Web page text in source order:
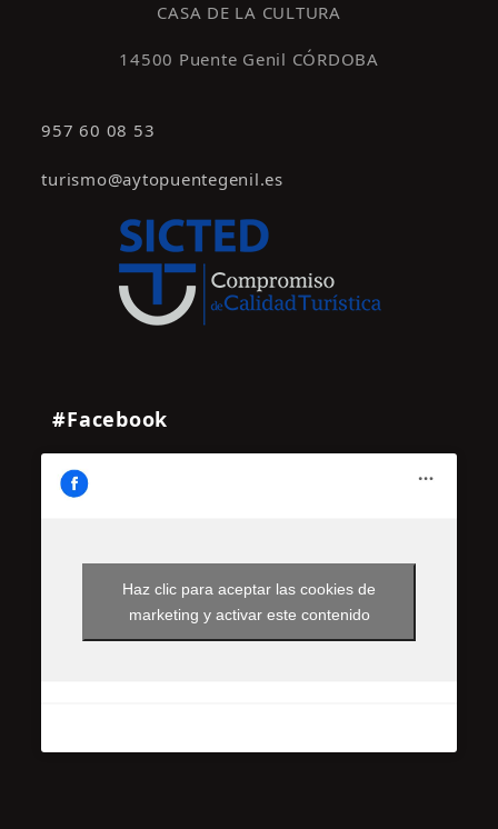
CASA DE LA CULTURA
14500 Puente Genil CÓRDOBA
957 60 08 53
turismo@aytopuentegenil.es
#Facebook
Haz clic para aceptar las cookies de
marketing y activar este contenido